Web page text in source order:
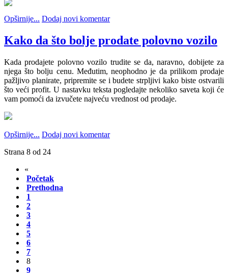
Opširnije... Dodaj novi komentar
Kako da što bolje prodate polovno vozilo
Kada prodajete polovno vozilo trudite se da, naravno, dobijete za
njega što bolju cenu. Međutim, neophodno je da prilikom prodaje
pažljivo planirate, pripremite se i budete strpljivi kako biste ostvarili
što veći profit. U nastavku teksta pogledajte nekoliko saveta koji će
vam pomoći da izvučete najveću vrednost od prodaje.
Opširnije... Dodaj novi komentar
Strana 8 od 24
«
Početak
Prethodna
1
2
3
4
5
6
7
8
9